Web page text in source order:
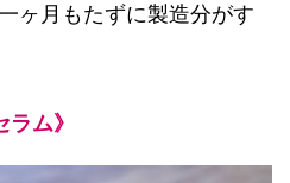
ヶ月もたずに製造分がす
ム》